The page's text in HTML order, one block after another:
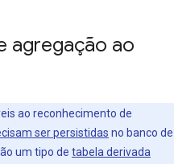
agregação ao
ao reconhecimento de
ser persistidas no banco de
um tipo de tabela derivada